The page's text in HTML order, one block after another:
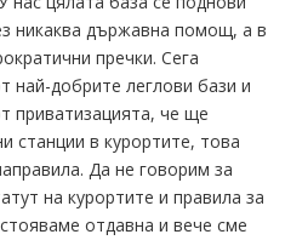
никаква държавна помощ, а в
пречки. Сега
най-добрите леглови бази и
приватизацията, че ще
станции в курортите, това
Да не говорим за
на курортите и правила за
отдавна и вече сме